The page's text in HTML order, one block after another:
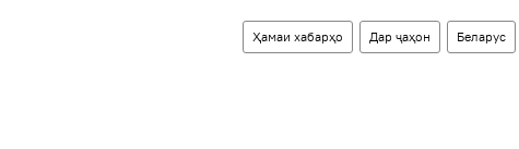
Ҳамаи хабарҳо Дар ҷаҳон Беларус